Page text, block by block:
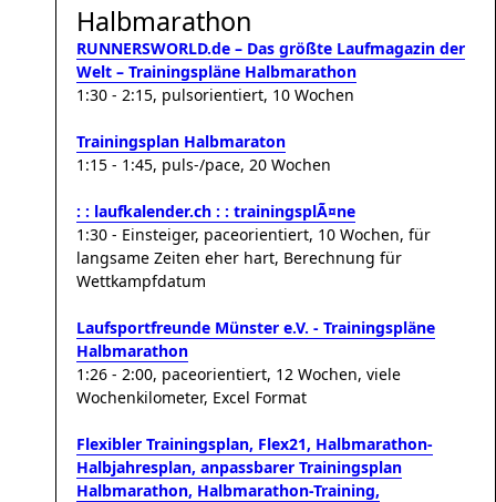
Halbmarathon
RUNNERSWORLD.de – Das größte Laufmagazin der
Welt – Trainingspläne Halbmarathon
1:30 - 2:15, pulsorientiert, 10 Wochen
Trainingsplan Halbmaraton
1:15 - 1:45, puls-/pace, 20 Wochen
: : laufkalender.ch : : trainingsplÃ¤ne
1:30 - Einsteiger, paceorientiert, 10 Wochen, für
langsame Zeiten eher hart, Berechnung für
Wettkampfdatum
Laufsportfreunde Münster e.V. - Trainingspläne
Halbmarathon
1:26 - 2:00, paceorientiert, 12 Wochen, viele
Wochenkilometer, Excel Format
Flexibler Trainingsplan, Flex21, Halbmarathon-
Halbjahresplan, anpassbarer Trainingsplan
Halbmarathon, Halbmarathon-Training,